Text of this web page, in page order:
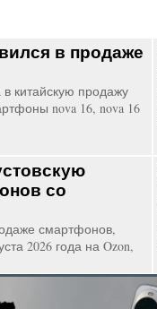
в продаже
китайскую продажу
nova 16, nova 16
со
смартфонов,
2026 года на Ozon,